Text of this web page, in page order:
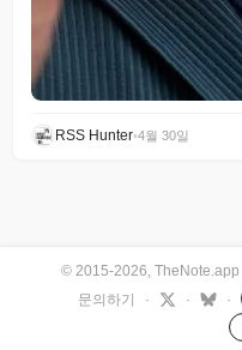
RSS Hunter•4월 30일
© 2015-2026, TheNote.app
문의하기
· · ·